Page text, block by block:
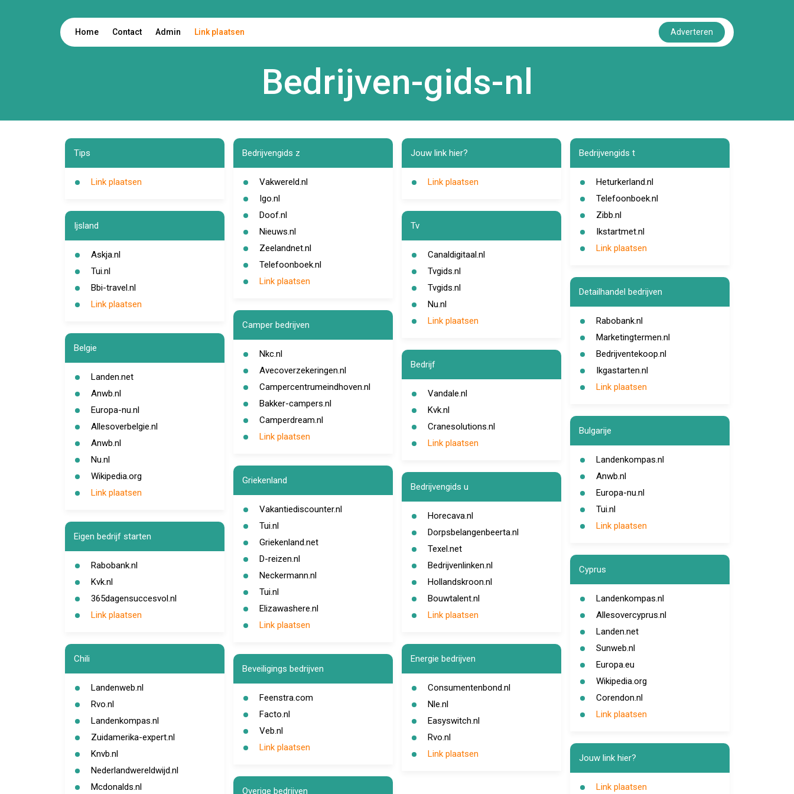
Home Contact Admin Link plaatsen Adverteren
Bedrijven-gids-nl
Tips
Link plaatsen
Ijsland
Askja.nl
Tui.nl
Bbi-travel.nl
Link plaatsen
Belgie
Landen.net
Anwb.nl
Europa-nu.nl
Allesoverbelgie.nl
Anwb.nl
Nu.nl
Wikipedia.org
Link plaatsen
Eigen bedrijf starten
Rabobank.nl
Kvk.nl
365dagensuccesvol.nl
Link plaatsen
Chili
Landenweb.nl
Rvo.nl
Landenkompas.nl
Zuidamerika-expert.nl
Knvb.nl
Nederlandwereldwijd.nl
Mcdonalds.nl
Bedrijvengids z
Vakwereld.nl
Igo.nl
Doof.nl
Nieuws.nl
Zeelandnet.nl
Telefoonboek.nl
Link plaatsen
Camper bedrijven
Nkc.nl
Avecoverzekeringen.nl
Campercentrumeindhoven.nl
Bakker-campers.nl
Camperdream.nl
Link plaatsen
Griekenland
Vakantiediscounter.nl
Tui.nl
Griekenland.net
D-reizen.nl
Neckermann.nl
Tui.nl
Elizawashere.nl
Link plaatsen
Beveiligings bedrijven
Feenstra.com
Facto.nl
Veb.nl
Link plaatsen
Overige bedrijven
Jouw link hier?
Link plaatsen
Tv
Canaldigitaal.nl
Tvgids.nl
Tvgids.nl
Nu.nl
Link plaatsen
Bedrijf
Vandale.nl
Kvk.nl
Cranesolutions.nl
Link plaatsen
Bedrijvengids u
Horecava.nl
Dorpsbelangenbeerta.nl
Texel.net
Bedrijvenlinken.nl
Hollandskroon.nl
Bouwtalent.nl
Link plaatsen
Energie bedrijven
Consumentenbond.nl
Nle.nl
Easyswitch.nl
Rvo.nl
Link plaatsen
Bedrijvengids t
Heturkerland.nl
Telefoonboek.nl
Zibb.nl
Ikstartmet.nl
Link plaatsen
Detailhandel bedrijven
Rabobank.nl
Marketingtermen.nl
Bedrijventekoop.nl
Ikgastarten.nl
Link plaatsen
Bulgarije
Landenkompas.nl
Anwb.nl
Europa-nu.nl
Tui.nl
Link plaatsen
Cyprus
Landenkompas.nl
Allesovercyprus.nl
Landen.net
Sunweb.nl
Europa.eu
Wikipedia.org
Corendon.nl
Link plaatsen
Jouw link hier?
Link plaatsen